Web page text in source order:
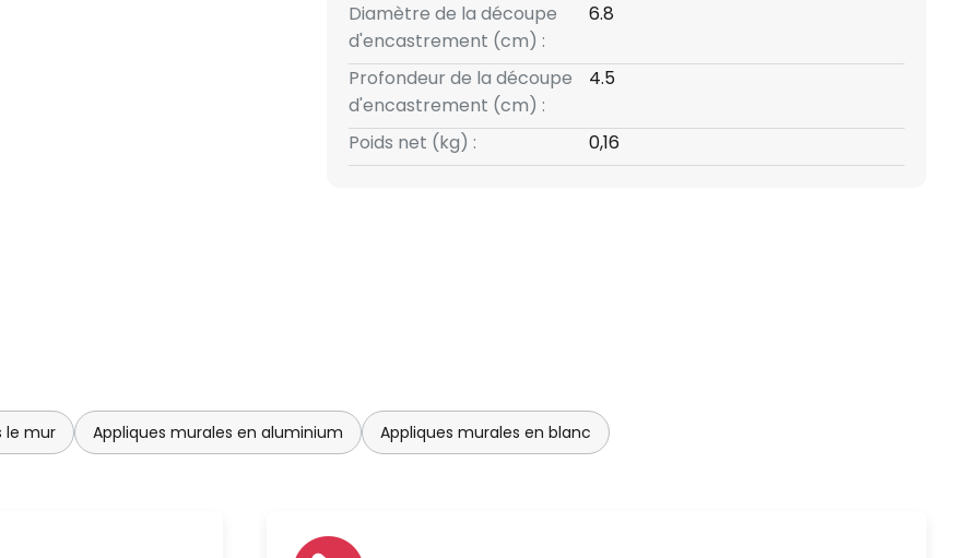
Diamètre de la découpe
d'encastrement (cm) :
6.8
Profondeur de la découpe
d'encastrement (cm) :
4.5
Poids net (kg) : 0,16
le mur Appliques murales en aluminium Appliques murales en blanc